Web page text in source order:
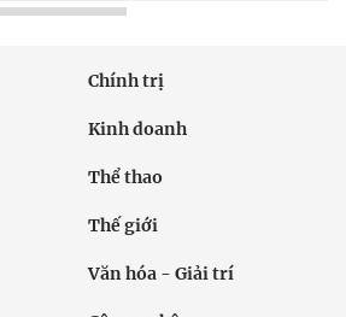
Chính trị
Kinh doanh
Thể thao
Thế giới
Văn hóa - Giải trí